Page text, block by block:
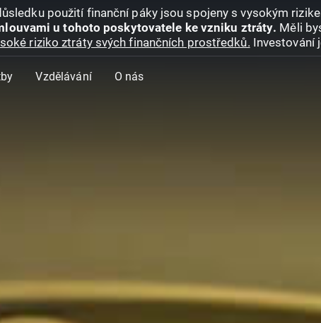
použití finanční páky jsou spojeny s vysokým
u tohoto poskytovatele ke vzniku ztráty. Měli
riziko ztráty svých finančních prostředků. Investování
Vzdělávání O nás